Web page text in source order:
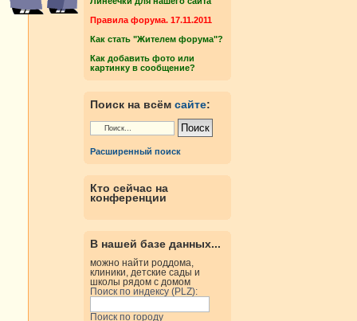
Правила форума. 17.11.2011
Как стать "Жителем форума"?
Как добавить фото или
картинку в сообщение?
Поиск на всём сайте:
Расширенный поиск
Кто сейчас на
конференции
В нашей базе данных...
можно найти роддома,
клиники, детские сады и
школы рядом с домом
Поиск по индексу (PLZ):
Поиск по городу